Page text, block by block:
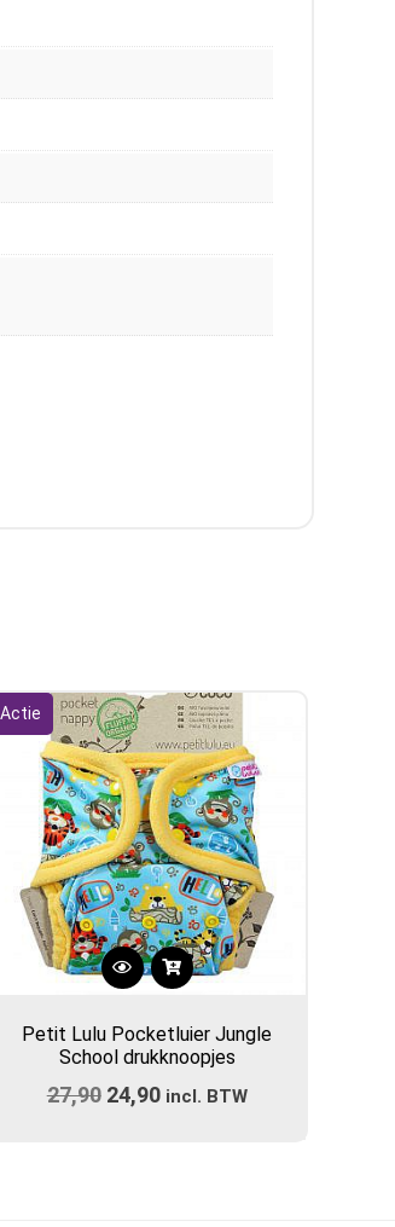
Actie
Petit Lulu Pocketluier Jungle
School drukknoopjes
27,90 Oorspronkelijke
24,90Huidige
incl. BTW